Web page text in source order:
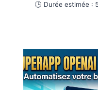
🕒 Durée estimée :